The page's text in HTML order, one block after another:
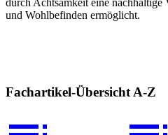
und Wohlbefinden ermöglicht.
Fachartikel-Übersicht A-Z